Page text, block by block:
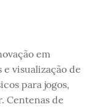
em
visualização de
para jogos,
Centenas de